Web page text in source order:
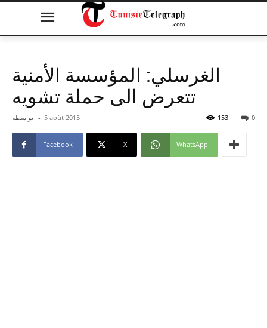
الغرسلي: المؤسسة الأمنية
تتعرض الى حملة تشويه
بواسطة - 5 août 2015 0
153
Facebook X WhatsApp